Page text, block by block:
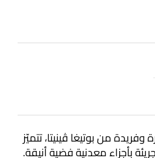
من بوتيغا ڤينيتا، تتميّز
بأجزاء معدنية فضية أنيقة.